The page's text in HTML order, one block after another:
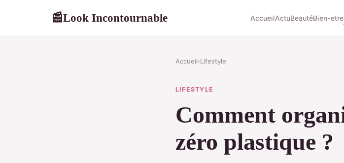
📰Look Incontournable AccueilActuBeautéBien-etre
Accueil›Lifestyle
LIFESTYLE
Comment
zéro plastique ?